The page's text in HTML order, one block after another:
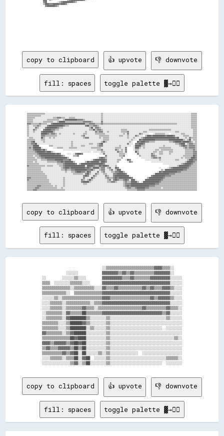
copy to clipboard 👍 upvote 👎 downvote
fill: spaces toggle palette ▓→✊🏽
▒▒▒▒▒▒▒▒░░░░░░░░░░░░░░░░░░▒▒▒▒▓▓▓▓▒▒▒▒░░░░▒▒▒▒▒▒░░░░░░░░░░░░░░░░░░░░░░░░░░▒▒░░░░░░░░░░░░░░░░░░░░░░░░░░░░░░░░░░░░░░░░░░░░░░░░░░░░░░░░░░░░░░░░░░░░░░░░░░░░░░░░░░░░░░░░▒▒▒▒▒▒
▒▒▒▒▒▒░░░░░░░░░░░░░░▒▒▒▒▒▒▒▒▒▒▒▒░░░░▒▒████████████▓▓▓▓▓▓▒▒░░░░░░░░░░░░░░░░▒▒░░░░░░░░░░░░░░░░░░░░░░░░░░░░░░░░░░░░░░░░░░░░░░░░░░░░░░░░░░░░░░░░░░░░░░░░░░░░░░░░░░░░░░░░▒▒▒▒▒▒
▒▒▒▒▒▒░░░░░░░░░░▒▒▒▒▒▒▒▒▒▒░░░░▒▒██████▒▒▒▒▒▒▒▒▒▒▒▒▒▒▒▒▒▒▓▓▓▓▓▓▓▓▒▒░░░░░░░░▓▓░░░░░░░░░░░░░░░░░░░░░░░░░░░░░░░░░░░░░░░░░░░░░░░░░░░░░░░░░░░░░░░░░░░░░░░░░░░░░░░░░░░░░░░░▒▒▒▒▒▒
▓▓▓▓▒▒▒▒▒▒▒▒▓▓▒▒▒▒▒▒░░░░▓▓████████████████████████████████▒▒▒▒▓▓▓▓▓▓▒▒▒▒▒▒▓▓▒▒▒▒▒▒▒▒▒▒▒▒▒▒▒▒▒▒▒▒▒▒▒▒▒▒▒▒▒▒▒▒▒▒▒▒▒▒▒▒▒▒▒▒▒▒▒▒▒▒▒▒▒▒▒▒▒▒▒▒▒▒▒▒▒▒▒▒▒▒▒▒▒▒░░░░░░░░░░░░░░▒▒▒▒▒▒
▒▒░░░░▒▒▒▒▓▓▒▒░░░░░░▓▓██████████████▓▓▒▒▒▒░░░░░░░░░░░░░░░░▓▓██▒▒▒▒▓▓▓▓▒▒░░░░░░░░░░░░░░░░░░░░░░░░░░░░░░░░░░░░░░░░░░░░░░░░░░░░░░░░░░░░░░░░░░░░░░░░░░░░░░░░░░░░░░░░░░░░▒▒▒▒▒▒
▒▒░░░░░░▓▓▒▒░░░░░░▓▓██████████▓▓▒▒▒▒░░░░░░░░░░░░░░░░░░░░░░░░░░▒▒██░░▓▓▓▓▒▒░░░░░░░░░░░░░░░░░░░░░░░░░░░░░░░░░░░░░░░░░░░░░░░░░░░░░░░░░░░░░░░░░░░░░░░░░░░░░░░░░░░░░░░░░░▒▒▒▒▒▒
▒▒░░░░▓▓▒▒░░░░  ▓▓██████▓▓▓▓▒▒▒▒░░░░░░░░░░░░░░░░░░░░░░░░░░░░░░▒▒▒▒██▒▒▓▓▓▓▒▒░░░░░░░░░░░░░░░░░░▒▒▒▒▒▒░░░░░░░░░░░░░░░░░░░░░░▒▒▒▒▒▒▒▒▒▒▒▒▒▒▒▒▒▒▒▒▒▒░░░░░░░░░░░░░░░░░░░░░░▒▒▒▒
▒▒░░░░▒▒░░░░░░▓▓██████████▒▒░░░░░░░░░░░░░░░░░░░░░░░░░░░░░░▒▒░░░░░░░░▓▓▒▒▓▓▓▓░░░░▒▒░░░░░░░░░░░░▒▒▒▒▒▒▓▓░░░░░░░░░░░░░░▒▒▒▒░░░░░░░░░░░░░░░░░░░░░░░░░░░░▒▒▒▒░░░░░░░░░░░░░░▒▒▒▒
▒▒░░░░░░░░░░░░██████▓▓▒▒▓▓▓▓▒▒░░▒▒░░░░░░░░░░░░▒▒░░░░░░░░▒▒▒▒░░░░░░░░▒▒▒▒▒▒▒▒▒▒░░░░░░░░░░░░░░░░░░▒▒░░▓▓░░░░░░░░░░▓▓▒▒░░░░░░    ░░▒▒▒▒▒▒▒▒▒▒░░░░  ░░░░░░░░░░▒▒▒▒░░░░░░░░▒▒▒▒
▒▒░░░░░░░░░░░░▓▓▓▓▒▒▒▒▒▒▒▒▒▒▒▒░░░░░░░░░░░░░░░░░░░░░░░░▒▒▓▓░░░░░░░░░░░░░░▒▒▒▒▒▒▒▒▒▒░░░░░░░░░░▒▒▒▒░░░░▒▒░░░░░░▓▓▒▒░░░░  ▒▒████▓▓████████████▓▓██████▓▓░░░░░░░░▒▒▒▒▒▒░░░░▒▒▒▒
░░▒▒▒▒░░░░░░░░██▒▒░░░░▒▒░░▒▒░░░░░░░░░░░░░░░░░░░░░░░░░░░░▒▒▓▓▓▓░░░░░░░░░░▒▒░░▒▒▒▒▒▒░░░░░░░░░░░░░░░░░░▒▒░░░░▒▒░░░░░░▒▒▓▓██████████████████████████████▓▓██░░░░░░▒▒░░▓▓▒▒▒▒▒▒
▒▒▒▒▒▒▒▒░░░░░░▒▒▒▒░░░░░░░░░░░░░░░░░░░░░░░░░░░░░░░░░░░░░░░░░░░░░░░░░░░░░░░░░░▒▒▒▒▒▒░░░░░░░░░░░░░░░░░░░░░░▒▒░░░░  ██▓▓████████████▓▓▓▓▓▓▓▓▓▓▓▓▓▓██████████████▒▒░░▒▒██░░▒▒▒▒
▒▒▒▒▓▓██░░░░░░░░▒▒░░░░░░░░░░░░░░░░░░░░░░░░░░▒▒░░░░░░░░░░░░░░░░░░░░░░░░░░░░▒▒██▒▒░░░░░░░░░░░░░░░░░░░░░░▒▒░░    ██▓▓████▓▓▓▓▒▒▒▒▒▒░░░░░░░░░░░░░░▒▒▒▒▓▓██████▓▓██████▓▓▒▒░░▒▒
▒▒▒▒▓▓▓▓██░░░░░░░░░░░░░░░░░░░░░░░░░░░░░░░░░░▒▒░░░░░░░░░░░░░░░░▒▒▒▒░░░░▒▒▓▓██░░░░░░░░░░░░░░░░░░░░░░░░▓▓░░░░  ▓▓▓▓████▓▓░░░░░░░░░░░░░░░░░░░░░░░░░░░░░░▒▒▒▒▓▓████░░▒▒▓▓▓▓▒▒▒▒
▒▒▒▒▒▒██████          ▒▒▒▒░░░░░░░░░░░░░░░░░░▒▒░░░░░░░░▒▒▒▒░░░░░░░░░░░░▒▒▓▓▓▓░░░░░░░░░░░░░░░░▒▒░░░░░░░░░░  ░░██████▒▒▒▒░░░░░░░░░░░░░░░░░░▒▒░░░░░░░░░░░░░░▒▒▓▓██▓▓▒▒▓▓▓▓▓▓▒▒
▒▒▓▓▒▒████████░░          ░░░░▒▒▒▒▒▒░░░░░░▒▒▒▒▒▒▒▒░░░░░░░░░░░░░░▒▒▒▒▒▒▒▒▒▒░░░░░░░░░░░░░░▒▒▒▒▒▒░░░░▓▓      ░░████▒▒░░▒▒░░░░░░░░░░░░░░▒▒▒▒▒▒▒▒▒▒▒▒░░░░░░░░░░░░▒▒▓▓▒▒▓▓▓▓▓▓▒▒
▒▒▒▒▒▒▓▓██████▓▓██▒▒                ░░░░░░░░░░░░░░░░░░░░░░░░░░░░░░░░░░▒▒▒▒▓▓░░░░░░░░░░░░▓▓▒▒░░▒▒░░▓▓      ░░▒▒▒▒░░░░░░░░░░░░░░░░▒▒▒▒░░▒▒▒▒▒▒▒▒▒▒▒▒░░░░░░░░░░░░▒▒▒▒▒▒▒▒▓▓▒▒
▒▒▒▒▒▒▒▒▓▓████████▓▓████▒▒░░                          ░░░░░░░░░░  ░░░░░░░░▒▒▒▒░░░░░░░░░░░░▓▓▒▒▒▒░░▓▓        ██▒▒░░░░░░░░░░░░░░▒▒▒▒░░▒▒▒▒░░░░░░▒▒▒▒░░░░░░░░░░░░▒▒▒▒▒▒▒▒▓▓▓▓
▒▒▒▒▒▒▒▒▒▒▓▓████████████████▓▓██▓▓      ░░░░  ░░▓▓████▓▓                ░░░░▓▓░░░░░░░░░░░░░░▒▒▒▒▒▒░░          ▓▓░░░░░░░░░░░░▓▓▒▒░░░░▒▒▒▒░░░░░░▒▒░░░░░░░░░░░░░░▒▒▒▒▒▒▒▒▓▓▓▓
▒▒▒▒▒▒░░▒▒▒▒▓▓████████████████████▓▓▒▒        ▒▒▒▒▓▓                          ▓▓░░░░░░░░░░░░▒▒▒▒▓▓              ▒▒░░░░░░░░░░▓▓▓▓▒▒░░░░░░░░░░░░░░░░░░░░░░░░░░▒▒▒▒▒▒▒▒▒▒██▓▓
▒▒▒▒▒▒▒▒░░▒▒▒▒▓▓▓▓██████████████████████▒▒                            ░░▓▓██▓▓▒▒░░░░░░░░░░░░░░▒▒                  ░░░░░░░░░░▒▒▓▓▓▓▒▒▓▓░░░░░░░░░░░░░░░░░░░░▒▒░░▒▒▒▒▒▒████▓▓
▒▒▒▒▒▒▒▒▒▒░░░░▒▒▒▒▒▒▓▓▓▓▓▓▓▓████████▓▓▓▓▓▓██░░                  ░░▓▓██████████▓▓░░░░░░░░░░▒▒▒▒    ░░██▓▓              ░░░░░░░░░░░░░░▒▒░░░░░░░░░░░░░░▒▒▒▒░░░░░░░░▒▒████▓▓▓▓
▒▒▒▒▒▒░░▒▒░░░░░░░░░░▒▒▒▒▒▒▒▒▒▒▓▓▓▓██▓▓████████▒▒          ▒▒██▓▓████████▒▒████▓▓░░░░░░░░░░▒▒        ░░▓▓▒▒                  ░░░░░░░░░░░░░░░░░░░░░░░░░░░░░░░░░░▒▒██████▓▓▒▒
▒▒▒▒▒▒▒▒▒▒▒▒░░░░░░░░░░░░░░░░░░▒▒▒▒▒▒▓▓██████████▓▓  ▒▒██████████████████████▓▓░░░░░░░░░░░░                                              ░░░░░░░░░░░░░░░░░░▒▒▓▓██████▓▓▒▒▒▒
▓▓▒▒▒▒▒▒▒▒▒▒▒▒▒▒▒▒░░▒▒▒▒▒▒░░░░░░▒▒▒▒▓▓████████████████████░░██████▓▓▒▒▒▒██▓▓████▓▓░░░░░░▒▒                                                    ░░░░░░░░▒▒██████████▓▓▒▒▒▒▒▒
▒▒▒▒▒▒▒▒▒▒▒▒▒▒░░░░░░░░░░░░░░░░░░░░▒▒▓▓████▓▓██████████████▓▓██▓▓▒▒██████▒▒▓▓▓▓░░▒▒▓▓░░░░██▓▓                                        ░░      ░░▒▒▓▓██████████████▓▓▒▒▒▒▒▒▒▒
▒▒▒▒▒▒▒▒▒▒▒▒▒▒░░░░░░░░░░░░░░░░░░░░▒▒▒▒▓▓▒▒▒▒▓▓▓▓████████████▓▓▓▓██▒▒░░░░▒▒▓▓▓▓░░░░▒▒▓▓░░▒▒████                                        ▒▒░░██████████████████▓▓▓▓▒▒▒▒▒▒▒▒▒▒
▒▒▒▒▒▒▒▒▒▒▒▒▒▒▒▒░░░░░░░░░░░░░░░░░░░░░░▒▒░░░░▒▒▒▒▓▓████▓▓▓▓▒▒██▓▓░░░░░░▓▓░░▒▒▓▓░░░░░░▒▒▒▒▓▓▓▓████▒▒                                ░░██▓▓██████████████▓▓▓▓▒▒▒▒▒▒▒▒▒▒▒▒▒▒▒▒
▒▒▒▒▒▒▒▒▒▒▒▒▒▒▒▒▒▒░░░░░░░░░░░░░░░░░░░░░░░░░░░░▒▒▒▒▒▒▒▒▒▒░░▓▓██▒▒░░░░▓▓▒▒░░░░▒▒▒▒░░░░░░▓▓▓▓████████▓▓                          ░░██████████████▓▓▓▓▓▓▒▒▒▒▒▒▒▒▒▒▒▒▒▒▒▒▒▒▒▒▒▒
▒▒▒▒▒▒▒▒▒▒▒▒▒▒▒▒▒▒▒▒░░░░░░░░░░░░░░░░░░░░░░░░░░░░░░░░░░░░▓▓██▓▓░░░░▓▓▒▒░░░░░░░░▓▓▒▒░░░░▓▓██████████████░░                    ▓▓████████████▓▓▓▓▓▓▒▒▒▒▒▒▒▒▒▒▒▒▒▒▒▒▒▒▒▒▒▒▒▒▒▒
▓▓▓▓▒▒▒▒▒▒▒▒▒▒▒▒▒▒▒▒░░░░░░░░░░░░░░░░▒▒░░░░░░░░░░░░░░░░░░▓▓░░░░░░██▒▒░░░░░░░░░░▒▒▓▓▒▒▒▒▓▓██▓▓████████████▓▓              ▒▒██████████████▓▓▒▒▒▒▒▒▒▒▒▒▒▒▒▒▒▒▒▒▒▒▒▒▒▒▒▒▒▒▒▒▒▒
▓▓▒▒▒▒▒▒▒▒▒▒▒▒▒▒▒▒▒▒▒▒░░░░░░░░░░░░░░▒▒░░░░░░░░░░░░░░░░▓▓▒▒░░▒▒██▒▒░░░░░░░░░░░░░░▒▒▓▓░░▓▓██▓▓▒▒▒▒▓▓██▓▓░░████░░        ████████████████▓▓▒▒▒▒▒▒▒▒▒▒▒▒▒▒▒▒▒▒▒▒▒▒▒▒▒▒▒▒▒▒▒▒▒▒
▒▒▒▒▒▒▒▒▒▒▒▒▒▒▒▒▒▒▒▒▒▒░░░░░░░░░░░░░░▒▒░░░░░░░░░░░░░░░░▓▓██████▒▒░░░░░░░░░░░░░░░░▒▒▒▒▓▓▓▓▒▒░░░░░░▒▒▓▓▒▒▒▒██████▒▒  ░░████████████████▓▓▒▒▒▒▒▒▒▒▒▒▒▒▒▒▒▒▒▒▒▒▒▒▒▒▒▒▒▒▒▒▒▒▒▒▒▒
▒▒▒▒▒▒▒▒▒▒▒▒▒▒▒▒▒▒▒▒▒▒▒▒░░░░░░░░░░░░▒▒░░░░░░░░░░░░░░░░░░▒▒▒▒░░░░░░░░░░░░░░░░░░░░░░░░░░░░░░░░░░░░▒▒▓▓▓▓▓▓████████████████████████▓▓▓▓▒▒▒▒▒▒▒▒▒▒▒▒▒▒▒▒▒▒▒▒▒▒▒▒▒▒▒▒▒▒▒▒▒▒▒▒▒▒
▒▒▒▒▒▒▒▒▒▒▓▓▓▓▒▒▒▒▒▒▒▒▒▒▒▒░░▒▒░░░░░░▒▒░░░░░░░░░░░░░░░░░░░░░░░░░░░░░░░░░░░░░░░░░░░░░░░░░░░░░░░░░░▒▒▓▓██▓▓██████████████████▓▓▓▓▓▓▒▒▒▒▒▒▒▒▒▒▒▒▒▒▒▒▒▒▒▒▒▒▒▒▒▒▒▒▒▒▒▒▒▒▒▒▒▒▒▒▒▒
▒▒▒▒▒▒▒▒▓▓▓▓▒▒▒▒▒▒▒▒▒▒▒▒▒▒▒▒▒▒░░░░▒▒░░░░░░░░░░░░░░░░░░░░░░░░░░░░░░░░░░░░░░░░░░░░░░░░░░░░░░░░░░░░░░▒▒▓▓▓▓▒▒▒▒▓▓████████▓▓▓▓▒▒▒▒▒▒▒▒▒▒▒▒░░▒▒▒▒▒▒▒▒▒▒▒▒▒▒▒▒▒▒▒▒▒▒▒▒▒▒▒▒▒▒▒▒▒▒
copy to clipboard 👍 upvote 👎 downvote
fill: spaces toggle palette ▓→✊🏽
                              ░░▒▒▒▒▒▒▒▒▒▒▒▒▒▒▒▒▒▒▒▒▒▒▒▒▓▓▓▓▒▒▒▒░░
            ░░░░░░            ▓▓▓▓▓▓▓▓▒▒▓▓▒▒▓▓▒▒▒▒▒▒▒▒▒▒▓▓▓▓▓▓▓▓░░
░░        ░░░░░░▒▒░░░░        ▓▓▓▓▓▓▓▓▓▓▒▒▒▒▓▓▒▒▒▒▒▒▒▒▓▓▓▓▓▓▓▓▓▓░░░░░░
▒▒▒▒  ░░░░░░░░▒▒▒▒▒▒░░░░      ▓▓▓▓▓▓▓▓▓▓▓▓▓▓▓▓▓▓▓▓▓▓▓▓▓▓▓▓▓▓▓▓▓▓░░░░░░
▒▒▒▒▒▒▒▒▒▒▒▒▒▒░░▒▒▒▒▒▒▒▒▒▒░░░░▓▓▒▒▒▒▓▓▒▒▒▒▒▒▒▒▒▒▒▒▓▓▒▒▓▓▒▒▒▒▓▓▓▓▒▒░░░░
▒▒▒▒▒▒▒▒▒▒▒▒░░  ▒▒▒▒▒▒▒▒▒▒▒▒▒▒▓▓▓▓▓▓▓▓▓▓▓▓▓▓▓▓▓▓▓▓▓▓▓▓▓▓▓▓▓▓▓▓▓▓░░░░░░
░░░░░░▒▒░░▒▒▒▒▒▒▒▒▒▒▒▒▒▒▒▒▒▒▒▒▓▓▓▓▒▒▒▒▒▒▒▒▒▒▒▒▒▒▒▒▒▒▒▒▓▓▒▒▓▓▓▓▓▓▒▒░░░░
░░░░▒▒▒▒▒▒░░▒▒▒▒▒▒▒▒▒▒▒▒░░▒▒▒▒▓▓▓▓▓▓▓▓▓▓▓▓▓▓▓▓▓▓▓▓▓▓▓▓▓▓▓▓▓▓▓▓▓▓░░░░░░
░░░░▒▒▒▒▒▒░░▒▒▒▒▒▒▒▒▓▓▒▒▒▒░░▒▒▒▒▒▒▒▒▒▒▒▒▒▒▒▒▒▒▒▒▒▒▓▓▒▒▒▒▒▒▒▒▒▒▓▓▒▒▒▒░░
░░▒▒▒▒▒▒▒▒░░▓▓▒▒▒▒▒▒██▒▒▒▒▒▒▒▒▓▓▓▓▓▓▓▓▓▓▓▓▓▓▓▓▓▓▓▓▓▓▓▓▓▓▓▓▓▓▒▒▓▓░░░░░░
░░▒▒▒▒▒▒▒▒░░▓▓████████▒▒░░░░░░░░▒▒░░░░░░░░░░░░░░░░░░░░░░░░░░░░▒▒░░░░░░
▒▒▒▒▒▒▒▒░░░░▒▒██████▓▓▒▒░░░░░░░░▒▒░░░░░░░░░░░░░░░░░░░░░░░░░░░░░░░░░░░░
▒▒▒▒▒▒▒▒░░░░▒▒████████░░▒▒░░░░░░▒▒░░░░░░░░░░░░░░░░░░░░░░░░░░  ░░░░░░░░
▓▓▒▒▒▒▒▒▒▒░░▒▒▓▓██████░░░░░░░░░░▒▒░░░░░░░░░░░░░░░░░░░░░░░░░░░░░░░░░░░░
▒▒▒▒▒▒▒▒▒▒▒▒▒▒██▓▓████░░░░░░░░░░▒▒░░░░░░░░░░░░░░░░░░░░░░░░░░░░░░░░▒▒░░
▓▓▓▓▒▒▓▓▓▓▓▓▒▒▓▓██▓▓██░░░░░░░░░░▒▒░░░░░░░░░░░░░░░░░░░░░░░░░░░░░░░░░░░░
▒▒▓▓▒▒▒▒▓▓▓▓▓▓▒▒██▒▒██░░░░░░░░░░▒▒░░░░░░░░░░░░░░░░░░░░░░░░░░░░░░░░░░░░
▒▒▒▒▒▒▒▒▒▒▓▓▒▒▓▓██░░██░░░░░░▒▒░░▒▒░░░░░░░░░░░░░░  ░░░░░░░░░░░░░░░░░░░░
░░░░▒▒▒▒▒▒░░▒▒▒▒██░░▓▓██  ░░░░░░▒▒░░░░░░░░░░░░░░░░░░░░░░░░░░░░▒▒▒▒▒▒░░
copy to clipboard 👍 upvote 👎 downvote
fill: spaces toggle palette ▓→✊🏽